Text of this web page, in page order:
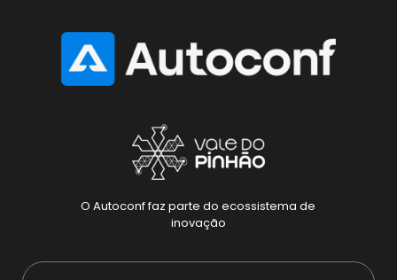
O Autoconf faz parte do ecossistema de
inovação